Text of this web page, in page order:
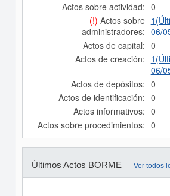
Actos sobre actividad: 0
(!) Actos sobre
administradores: 06/
Actos de capital: 0
Actos de creación:
06/
Actos de depósitos: 0
Actos de identificación: 0
Actos informativos: 0
Actos sobre procedimientos: 0
Últimos Actos BORME Ver todos